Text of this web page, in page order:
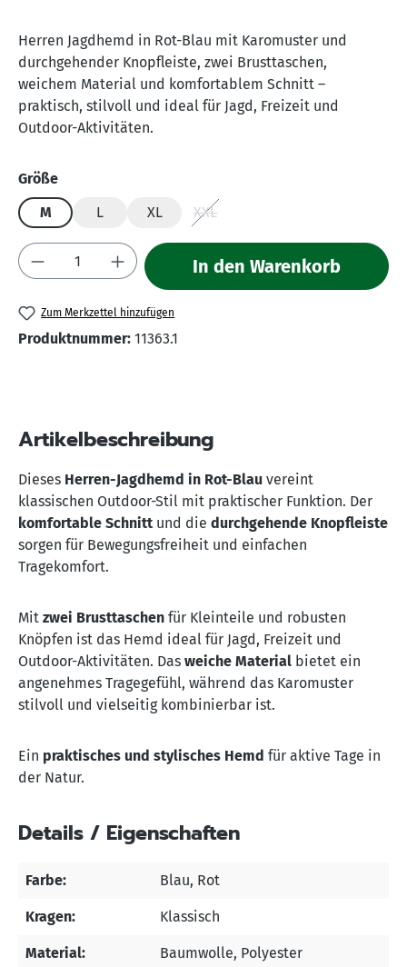
Herren Jagdhemd in Rot-Blau mit Karomuster und
durchgehender Knopfleiste, zwei Brusttaschen,
weichem Material und komfortablem Schnitt –
praktisch, stilvoll und ideal für Jagd, Freizeit und
Outdoor-Aktivitäten.
Größeauswählen
M
L XL XXL
Produkt Anzahl: Gib den gewünschten
In den Warenkorb
Zum Merkzettel hinzufügen
Produktnummer: 11363.1
Artikelbeschreibung
Dieses Herren-Jagdhemd in Rot-Blau vereint
klassischen Outdoor-Stil mit praktischer Funktion. Der
komfortable Schnitt und die durchgehende Knopfleiste
sorgen für Bewegungsfreiheit und einfachen
Tragekomfort.
Mit zwei Brusttaschen für Kleinteile und robusten
Knöpfen ist das Hemd ideal für Jagd, Freizeit und
Outdoor-Aktivitäten. Das weiche Material bietet ein
angenehmes Tragegefühl, während das Karomuster
stilvoll und vielseitig kombinierbar ist.
Ein praktisches und stylisches Hemd für aktive Tage in
der Natur.
Details / Eigenschaften
Farbe: Blau, Rot
Kragen: Klassisch
Material: Baumwolle, Polyester